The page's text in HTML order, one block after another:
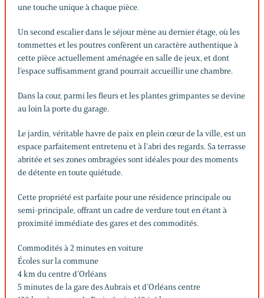
une touche unique à chaque pièce.
Un second escalier dans le séjour mène au dernier étage, où les
tommettes et les poutres confèrent un caractère authentique à
cette pièce actuellement aménagée en salle de jeux, et dont
l’espace suffisamment grand pourrait accueillir une chambre.
Dans la cour, parmi les fleurs et les plantes grimpantes se devine
au loin la porte du garage.
Le jardin, véritable havre de paix en plein cœur de la ville, est un
espace parfaitement entretenu et à l’abri des regards. Sa terrasse
abritée et ses zones ombragées sont idéales pour des moments
de détente en toute quiétude.
Cette propriété est parfaite pour une résidence principale ou
semi-principale, offrant un cadre de verdure tout en étant à
proximité immédiate des gares et des commodités.
Commodités à 2 minutes en voiture
Écoles sur la commune
4 km du centre d’Orléans
5 minutes de la gare des Aubrais et d’Orléans centre